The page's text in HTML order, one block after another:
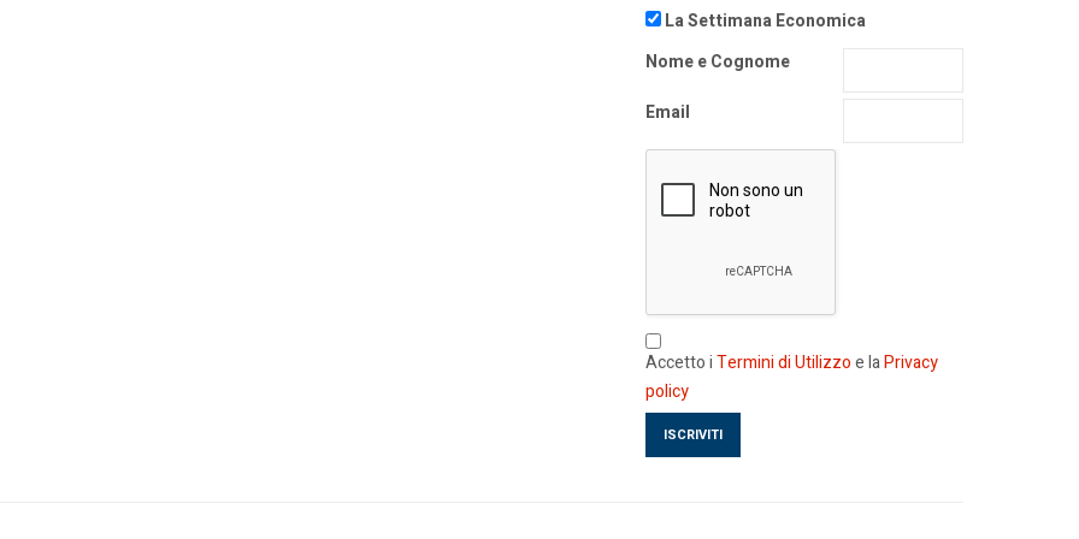
La Settimana Economica
Nome e Cognome
Email
Accetto iTermini di Utilizzoe laPrivacy
policy